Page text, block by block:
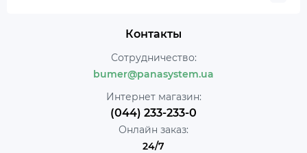
Контакты
Сотрудничество:
bumer@panasystem.ua
Интернет магазин:
(044) 233-233-0
Онлайн заказ:
24/7